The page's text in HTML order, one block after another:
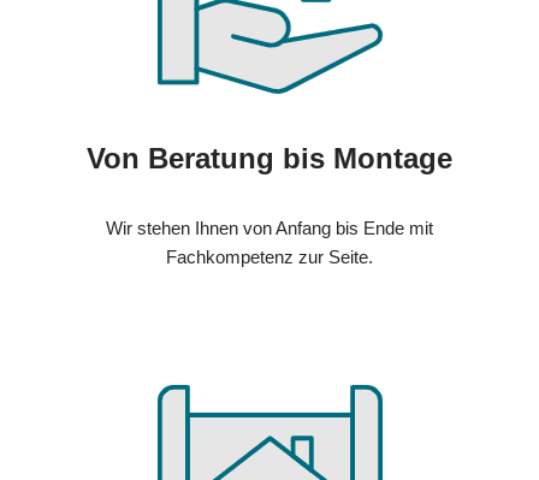
Von Beratung bis Montage
Wir stehen Ihnen von Anfang bis Ende mit
Fachkompetenz zur Seite.